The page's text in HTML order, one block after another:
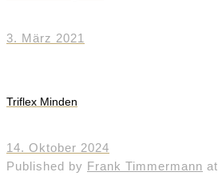
3. März 2021
Triflex Minden
14. Oktober 2024
Published by Frank Timmermann at